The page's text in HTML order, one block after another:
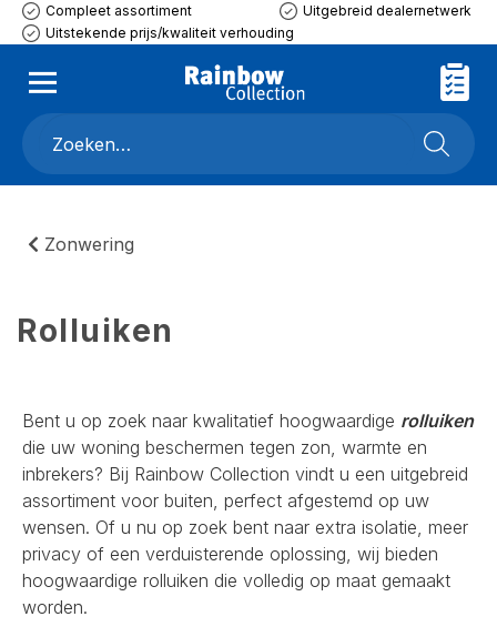
Compleet assortiment
Uitgebreid dealernetwerk
Uitstekende prijs/kwaliteit verhouding
Zonwering
Rolluiken
Bent u op zoek naar kwalitatief hoogwaardige rolluiken
die uw woning beschermen tegen zon, warmte en
inbrekers? Bij Rainbow Collection vindt u een uitgebreid
assortiment voor buiten, perfect afgestemd op uw
wensen. Of u nu op zoek bent naar extra isolatie, meer
privacy of een verduisterende oplossing, wij bieden
hoogwaardige rolluiken die volledig op maat gemaakt
worden.